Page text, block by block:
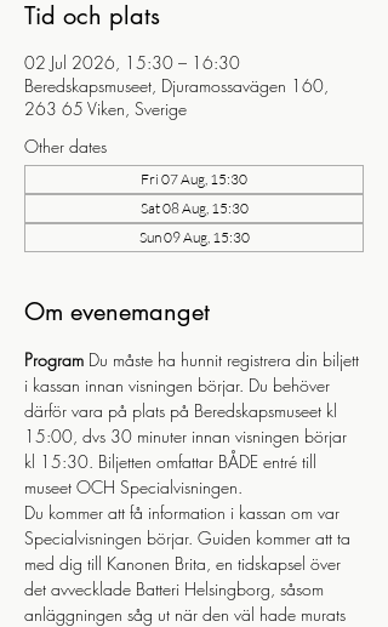
Tid och plats
02 Jul 2026, 15:30 – 16:30
Beredskapsmuseet, Djuramossavägen 160,
263 65 Viken, Sverige
Other dates
Fri 07 Aug, 15:30
Sat 08 Aug, 15:30
Sun 09 Aug, 15:30
Om evenemanget
Program Du måste ha hunnit registrera din biljett
i kassan innan visningen börjar. Du behöver
därför vara på plats på Beredskapsmuseet kl
15:00, dvs 30 minuter innan visningen börjar
kl 15:30. Biljetten omfattar BÅDE entré till
museet OCH Specialvisningen.
Du kommer att få information i kassan om var
Specialvisningen börjar. Guiden kommer att ta
med dig till Kanonen Brita, en tidskapsel över
det avvecklade Batteri Helsingborg, såsom
anläggningen såg ut när den väl hade murats